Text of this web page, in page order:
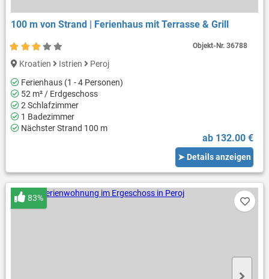
100 m von Strand | Ferienhaus mit Terrasse & Grill
Kroatien Istrien
Peroj
Ferienhaus (1 - 4 Personen)
52 m² / Erdgeschoss
2 Schlafzimmer
1 Badezimmer
Nächster Strand 100 m
ab 132.00 €
➤ Details anzeigen
Objekt-Nr.36788
83%